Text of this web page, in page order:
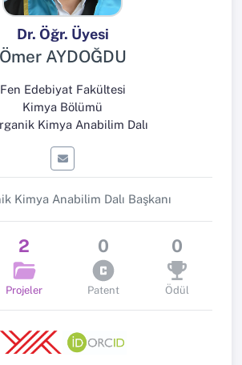
Dr. Öğr. Üyesi
Ömer AYDOĞDU
Fen Edebiyat Fakültesi
Kimya Bölümü
Kimya Anabilim Dalı
Kimya Anabilim Dalı Başkanı
2
Projeler
0
Patent
0
Ödül